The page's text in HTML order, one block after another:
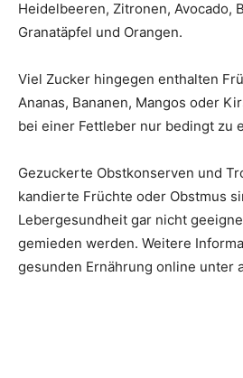
Heidelbeeren, Zitronen, Avocado,
Granatäpfel und Orangen.
Viel Zucker hingegen enthalten
Ananas, Bananen, Mangos oder
bei einer Fettleber nur bedingt zu
Gezuckerte Obstkonserven und
kandierte Früchte oder Obstmus
Lebergesundheit gar nicht
gemieden werden. Weitere
gesunden Ernährung online unter